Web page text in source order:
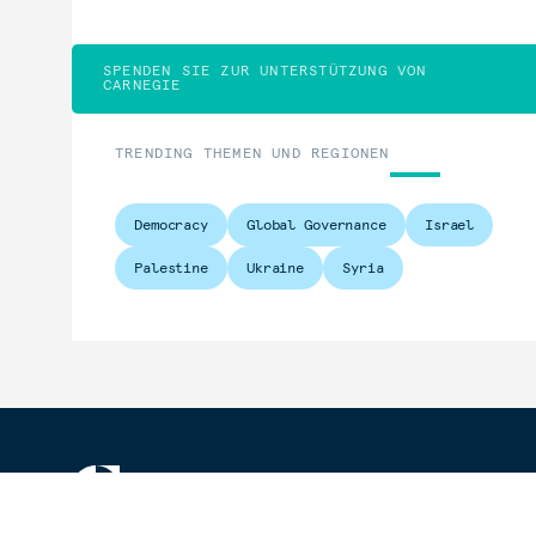
SPENDEN SIE ZUR UNTERSTÜTZUNG VON
CARNEGIE
TRENDING THEMEN UND REGIONEN
Democracy Global Governance Israel
Palestine Ukraine Syria